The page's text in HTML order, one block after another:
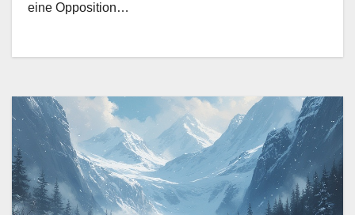
eine Opposition…